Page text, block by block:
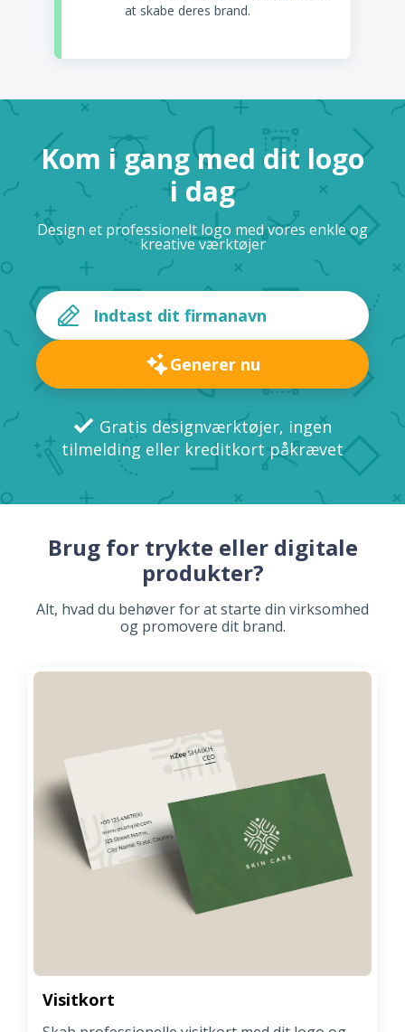
at skabe deres brand.
Kom i gang med dit logo
i dag
Design et professionelt logo med vores enkle og
kreative værktøjer
Generer nu
Gratis designværktøjer, ingen
tilmelding eller kreditkort påkrævet
Brug for trykte eller digitale
produkter?
Alt, hvad du behøver for at starte din virksomhed
og promovere dit brand.
Visitkort